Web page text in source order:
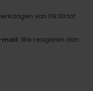
van 09:00 tot
mail. We reageren dan